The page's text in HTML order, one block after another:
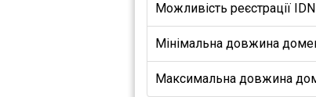
Можливість реєстрації IDN
Мінімальна довжина
Максимальна довжина